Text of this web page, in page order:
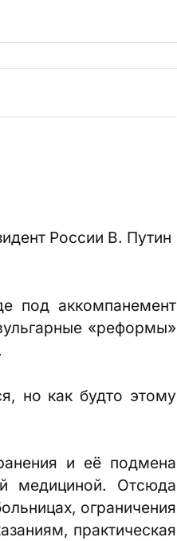
России В. Путин
под аккомпанемент
«реформы»
но как будто этому
и её подмена
медициной. Отсюда
ограничения
практическая